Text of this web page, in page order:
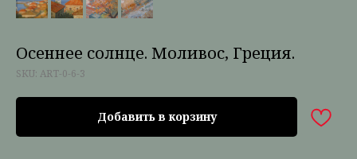
Осеннее солнце. Моливос, Греция.
SKU: ART-0-6-3
Добавить в корзину